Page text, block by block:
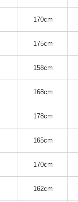
170cm
175cm
158cm
168cm
178cm
165cm
170cm
162cm